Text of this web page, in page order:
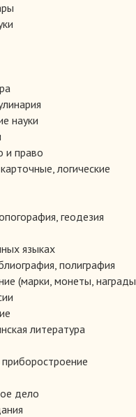
науки
и право
логические
геодезия
языках
полиграфия
(марки, монеты,
литература
дело